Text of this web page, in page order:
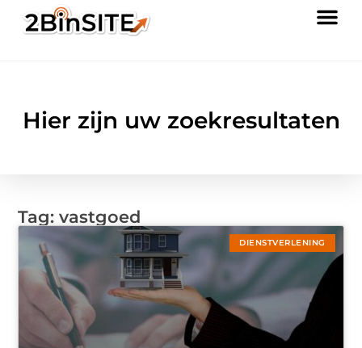
Hier zijn uw zoekresultaten
Tag: vastgoed
DIENSTVERLENING